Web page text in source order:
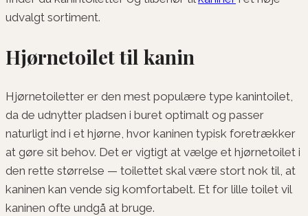
udvalgt sortiment.
Hjørnetoilet til kanin
Hjørnetoiletter er den mest populære type kanintoilet,
da de udnytter pladsen i buret optimalt og passer
naturligt ind i et hjørne, hvor kaninen typisk foretrækker
at gøre sit behov. Det er vigtigt at vælge et hjørnetoilet i
den rette størrelse — toilettet skal være stort nok til, at
kaninen kan vende sig komfortabelt. Et for lille toilet vil
kaninen ofte undgå at bruge.